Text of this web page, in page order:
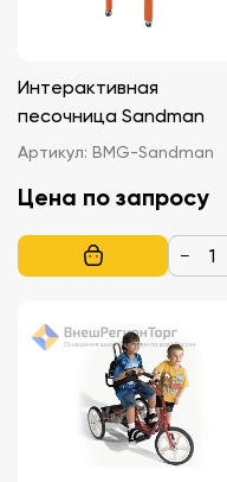
Интерактивная
песочница Sandman
Артикул: BMG-Sandman
Цена по запросу
−